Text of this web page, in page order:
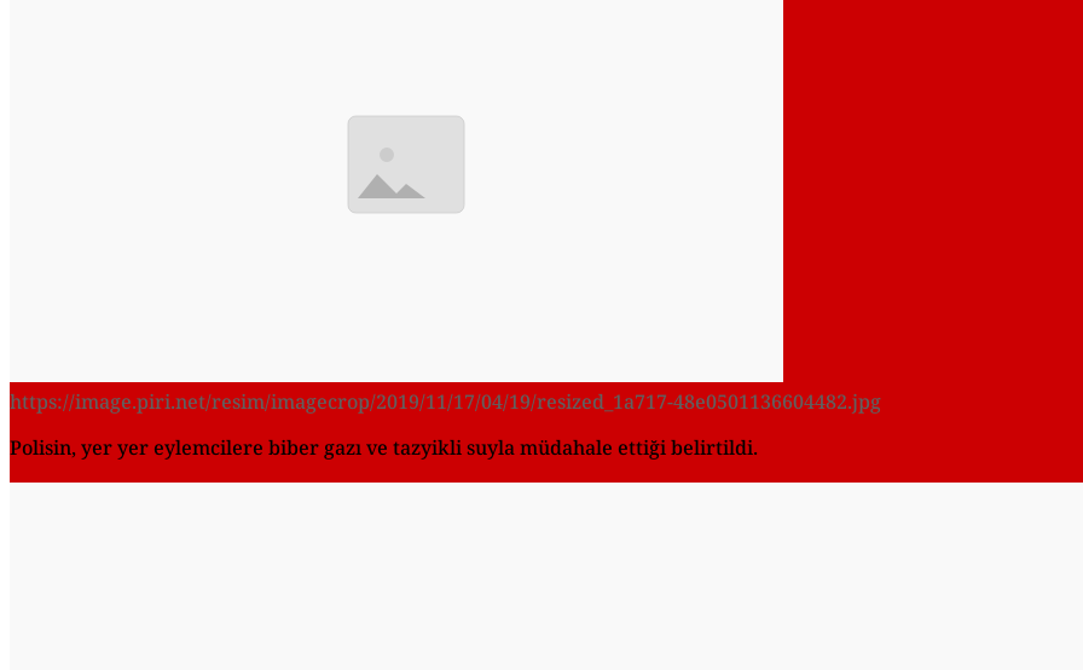
https://image.piri.net/resim/imagecrop/2019/11/17/04/19/resized_1a717-48e0501136604482.jpg
Polisin, yer yer eylemcilere biber gazı ve tazyikli suyla müdahale ettiği belirtildi.